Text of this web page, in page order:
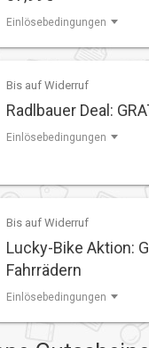
Einlösebedingungen
Bis auf Widerruf
Radlbauer Deal:
Einlösebedingungen
Bis auf Widerruf
Lucky-Bike Aktion:
Fahrrädern
Einlösebedingungen